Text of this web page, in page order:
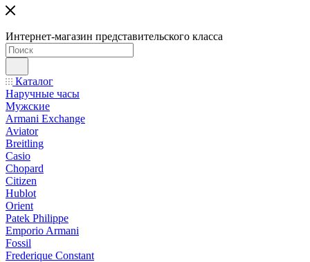
Интернет-магазин представительского класса
Каталог
Наручные часы
Мужские
Armani Exchange
Aviator
Breitling
Casio
Chopard
Citizen
Hublot
Orient
Patek Philippe
Emporio Armani
Fossil
Frederique Constant